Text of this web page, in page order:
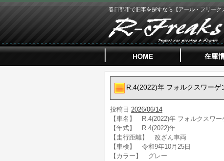
春日部市で旧車を探すなら【アール・フリーク
R.4(2022)年 フォルクスワー
投稿日 2026/06/14
【車名】 R.4(2022)年 フォルクスワ
【年式】 R.4(2022)年
【走行距離】 改ざん車両
【車検】 令和9年10月25日
【カラー】 グレー